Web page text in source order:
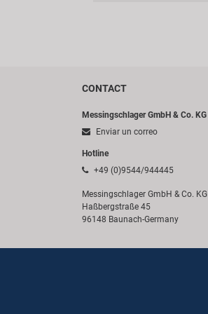
CONTACT
Messingschlager GmbH & Co. KG
Enviar un correo
Hotline
+49 (0)9544/944445
Messingschlager GmbH & Co. KG
Haßbergstraße 45
96148 Baunach-Germany